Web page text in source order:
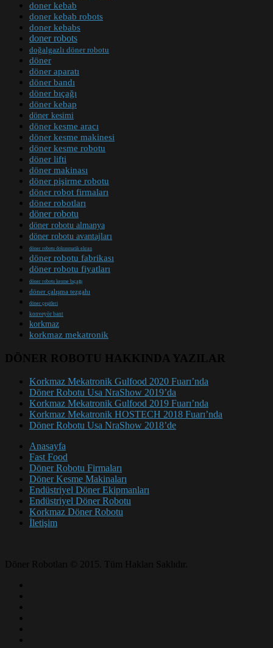
doner kebab
doner kebab robots
doner kebabs
doner robots
doğalgazlı döner robotu
döner
döner aparatı
döner bandı
döner bıçağı
döner kebap
döner kesimi
döner kesme aracı
döner kesme makinesi
döner kesme robotu
döner lifti
döner makinası
döner pişirme robotu
döner robot firmaları
döner robotları
döner robotu
döner robotu almanya
döner robotu avantajları
döner robotu dokunmatik ekran
döner robotu fabrikası
döner robotu fiyatları
döner robotu kesme bıçağı
döner çalışma tezgahı
döner çeşitleri
konveyör bant
korkmaz
korkmaz mekatronik
DÖNER ROBOTU HAKKINDA YAZILAR
Korkmaz Mekatronik Gulfood 2020 Fuarı’nda
Döner Robotu Usa NraShow 2019’da
Korkmaz Mekatronik Gulfood 2019 Fuarı’nda
Korkmaz Mekatronik HOSTECH 2018 Fuarı’nda
Döner Robotu Usa NraShow 2018’de
Anasayfa
Fast Food
Döner Robotu Firmaları
Döner Kesme Makinaları
Endüstriyel Döner Ekipmanları
Endüstriyel Döner Robotu
Korkmaz Döner Robotu
İletişim
Döner Robotları © 2015. Tüm Hakları Saklıdır.